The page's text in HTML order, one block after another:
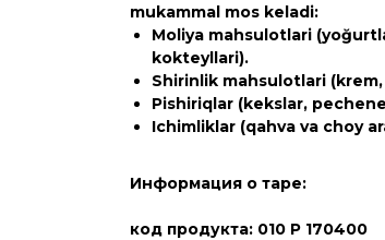
mukammal mos keladi:
Moliya mahsulotlari
kokteyllari).
Shirinlik mahsulotlari
Pishiriqlar (kekslar,
Ichimliklar (qahva va choy
Информация о таре:
код продукта: 010 P 170400